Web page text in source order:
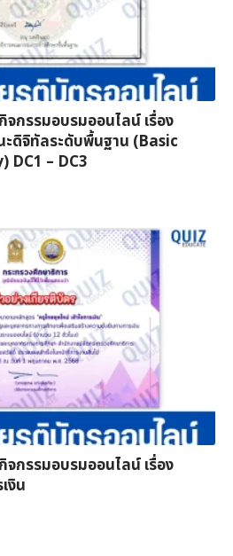
กรรมอบรมออนไลน์ เรื่อง
ดิจิทัลระดับพื้นฐาน (Basic
– DC3
กรรมอบรมออนไลน์ เรื่อง
งิน